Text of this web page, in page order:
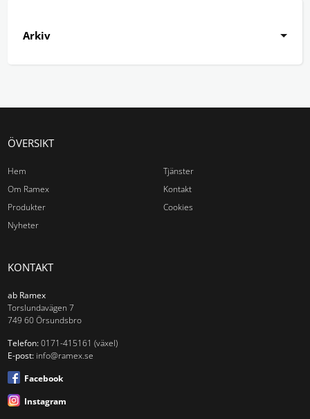
Arkiv
ÖVERSIKT
Hem
Om Ramex
Produkter
Nyheter
Tjänster
Kontakt
Cookies
KONTAKT
ab Ramex
Torslundavägen 7
749 60 Örsundsbro
Telefon: 0171-415161 (växel)
E-post: info@ramex.se
Facebook
Instagram